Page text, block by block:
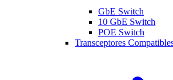
GbE Switch
10 GbE Switch
POE Switch
Transceptores